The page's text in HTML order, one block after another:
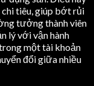
chi tiêu, giúp bớt rủi
tưởng thành viên
lý với vận hành
một tài khoản
đổi giữa nhiều